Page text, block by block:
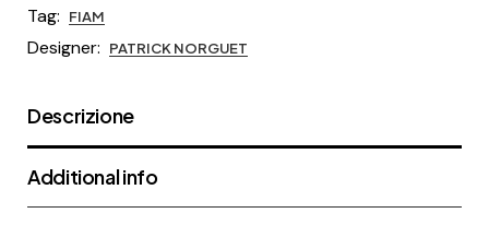
Tag: FIAM
Designer: PATRICK NORGUET
Descrizione
Additional info